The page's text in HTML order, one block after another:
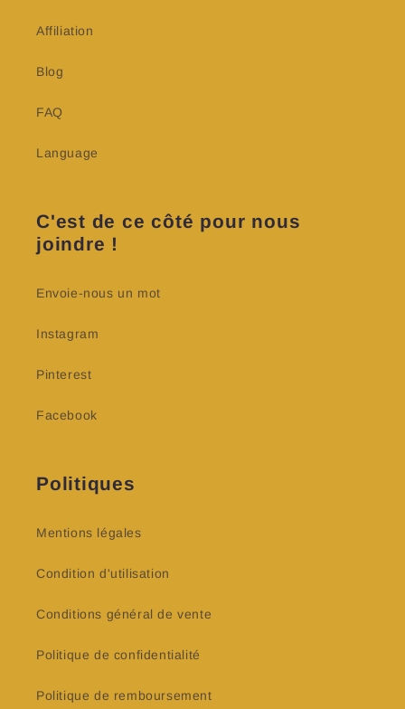
Affiliation
Blog
FAQ
Language
C'est de ce côté pour nous
joindre !
Envoie-nous un mot
Instagram
Pinterest
Facebook
Politiques
Mentions légales
Condition d'utilisation
Conditions général de vente
Politique de confidentialité
Politique de remboursement